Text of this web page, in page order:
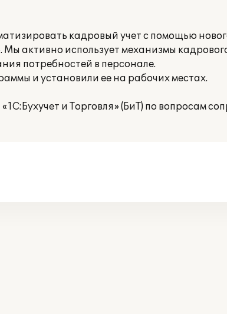
кадровый учет с помощью
активно использует механизмы
потребностей в персонале.
и установили ее на рабочих местах.
и Торговля» (БиТ) по вопросам